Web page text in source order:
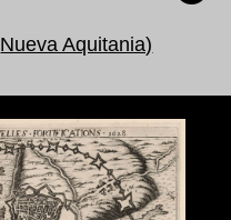
Nueva Aquitania)